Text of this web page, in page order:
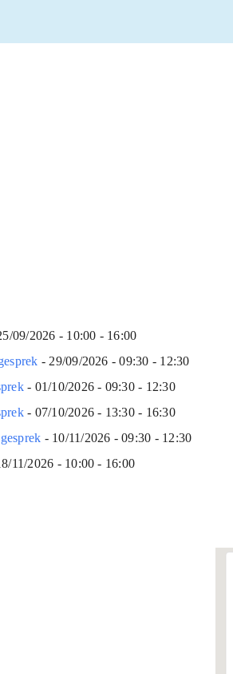
09/2026 - 10:00 - 16:00
- 29/09/2026 - 09:30 - 12:30
- 01/10/2026 - 09:30 - 12:30
- 07/10/2026 - 13:30 - 16:30
- 10/11/2026 - 09:30 - 12:30
11/2026 - 10:00 - 16:00